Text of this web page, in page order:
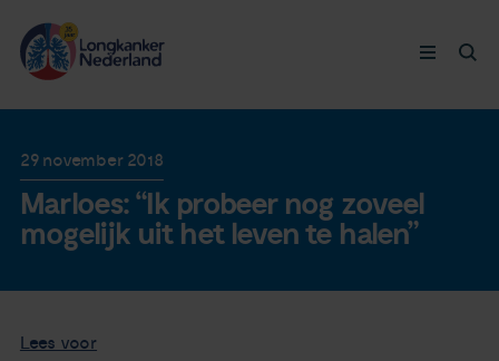
Longkanker
Leven met
Thymuskankers
29 november 2018
Marloes: “Ik probeer nog zoveel
mogelijk uit het leven te halen”
Lees voor